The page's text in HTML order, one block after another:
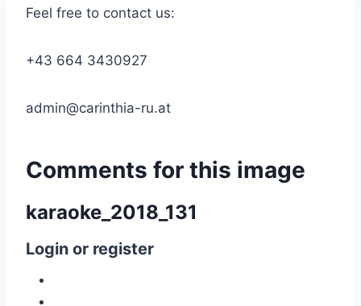
Feel free to contact us:
+43 664 3430927
admin@carinthia-ru.at
Comments for this image
karaoke_2018_131
Login or register